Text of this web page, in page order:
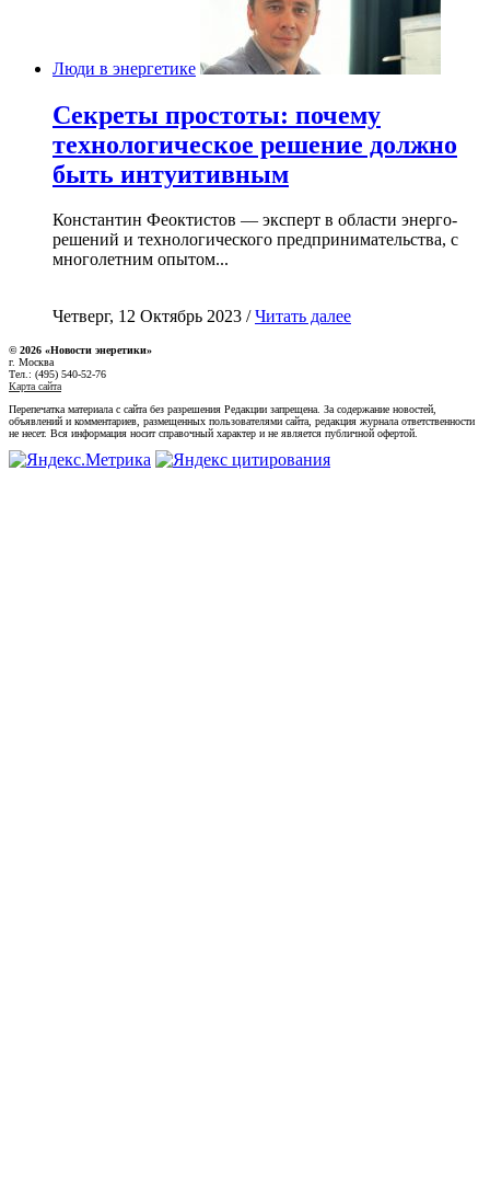
Люди в энергетике
Секреты простоты: почему
технологическое решение должно
быть интуитивным
Константин Феоктистов — эксперт в области энерго-
решений и технологического предпринимательства, с
многолетним опытом...
Четверг, 12 Октябрь 2023 /Читать далее
© 2026 «Новости энеретики»
г. Москва
Тел.: (495) 540-52-76
Карта сайта
Перепечатка материала с сайта без разрешения Редакции запрещена. За содержание новостей,
объявлений и комментариев, размещенных пользователями сайта, редакция журнала ответственности
не несет. Вся информация носит справочный характер и не является публичной офертой.